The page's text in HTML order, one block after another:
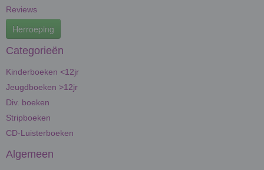
Reviews
Herroeping
Categorieën
Kinderboeken <12jr
Jeugdboeken >12jr
Div. boeken
Stripboeken
CD-Luisterboeken
Algemeen